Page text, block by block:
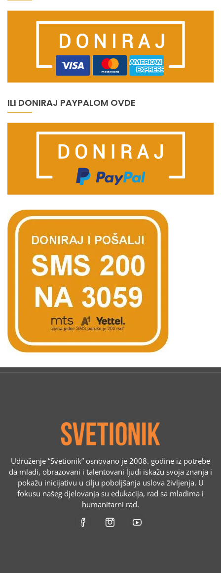
ILI DONIRAJ PAYPALOM OVDE
Udruženje “Svetionik” osnovano je 2008. godine iz potrebe
da mladi, obrazovani i talentovani ljudi iskažu svoja znanja i
pokažu inicijativu u cilju poboljšanja uslova življenja. U
fokusu našeg djelovanja su edukacija, rad sa mladima i
humanitarni rad.